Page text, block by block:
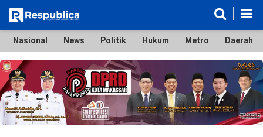
Nasional
News
Politik
Hukum
Metro
Daerah
Ekonomi & Bisnis
Lifestyle
Otomotif
Bola & Sport
Edukasi
Tokoh
Hiburan
Nasional News Politik Hukum Metro Daerah